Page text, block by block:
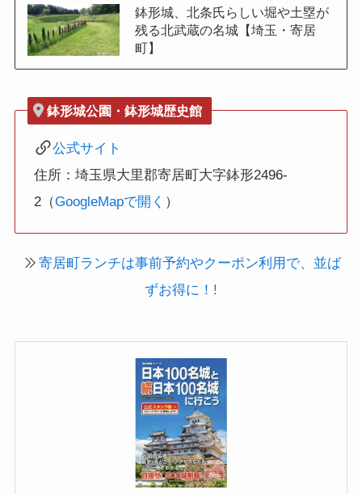
鉢形城、北条氏らしい堀や土塁が
残る北武蔵の名城【埼玉・寄居
町】
鉢形城公園・鉢形城歴史館
公式サイト
住所：埼玉県大里郡寄居町大字鉢形2496-
2（GoogleMapで開く ）
寄居町ランチは事前予約やクーポン利用で、並ば
ずお得に！!